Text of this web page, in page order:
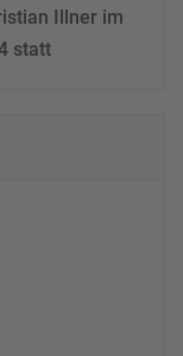
Illner im
statt